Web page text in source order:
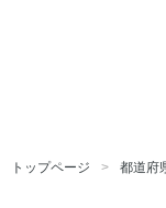
トップページ 都道府